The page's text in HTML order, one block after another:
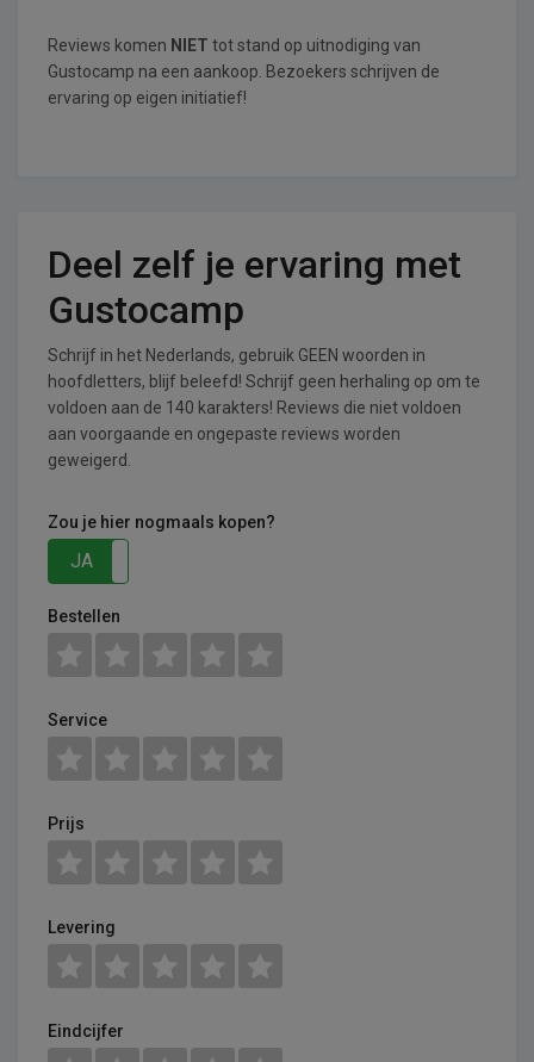
Reviews komen NIET tot stand op uitnodiging van
Gustocamp na een aankoop. Bezoekers schrijven de
ervaring op eigen initiatief!
Deel zelf je ervaring met
Gustocamp
Schrijf in het Nederlands, gebruik GEEN woorden in
hoofdletters, blijf beleefd! Schrijf geen herhaling op om te
voldoen aan de 140 karakters! Reviews die niet voldoen
aan voorgaande en ongepaste reviews worden
geweigerd.
Zou je hier nogmaals kopen?
JA
Bestellen
Service
Prijs
Levering
Eindcijfer